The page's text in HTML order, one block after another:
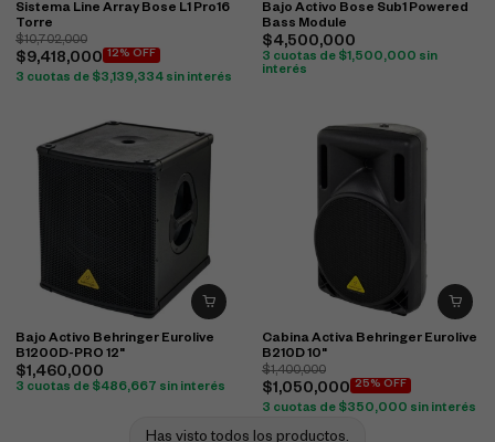
Sistema Line Array Bose L1 Pro16
Torre
$10,702,000
$9,418,000 12% OFF
3 cuotas de $3,139,334 sin interés
Bajo Activo Bose Sub1 Powered
Bass Module
$4,500,000
3 cuotas de $1,500,000 sin
interés
Bajo Activo Behringer Eurolive
B1200D-PRO 12"
$1,460,000
3 cuotas de $486,667 sin interés
Cabina Activa Behringer Eurolive
B210D 10"
$1,400,000
$1,050,000 25% OFF
3 cuotas de $350,000 sin interés